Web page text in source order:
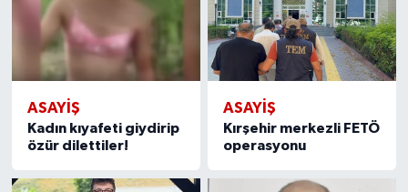
ASAYİŞ
Kadın kıyafeti giydirip
özür dilettiler!
ASAYİŞ
Kırşehir merkezli FETÖ
operasyonu